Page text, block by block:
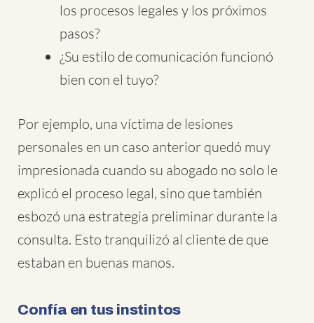
los procesos legales y los próximos
pasos?
¿Su estilo de comunicación funcionó
bien con el tuyo?
Por ejemplo, una víctima de lesiones
personales en un caso anterior quedó muy
impresionada cuando su abogado no solo le
explicó el proceso legal, sino que también
esbozó una estrategia preliminar durante la
consulta. Esto tranquilizó al cliente de que
estaban en buenas manos.
Confía en tus instintos